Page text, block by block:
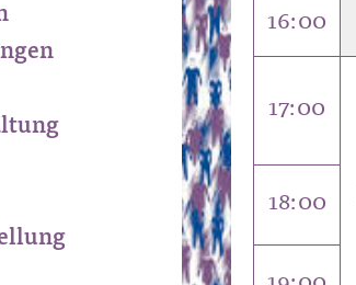
16:00
17:00
18:00